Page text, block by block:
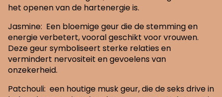
het openen van de hartenergie is.
Jasmine: Een bloemige geur die de stemming en
energie verbetert, vooral geschikt voor vrouwen.
Deze geur symboliseert sterke relaties en
vermindert nervositeit en gevoelens van
onzekerheid.
Patchouli: een houtige musk geur, die de seks drive in